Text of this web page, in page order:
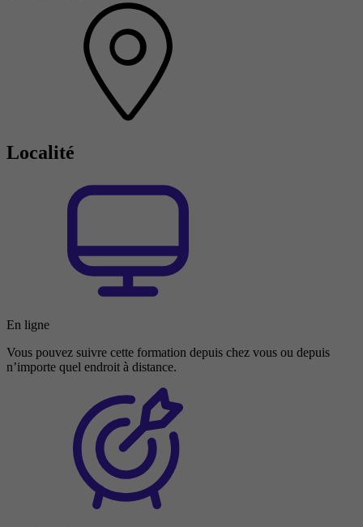
Localité
En ligne
Vous pouvez suivre cette formation depuis chez vous ou depuis
n’importe quel endroit à distance.